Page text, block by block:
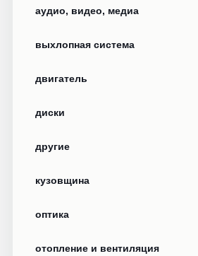
аудио, видео, медиа
выхлопная система
двигатель
диски
другие
кузовщина
оптика
отопление и вентиляция